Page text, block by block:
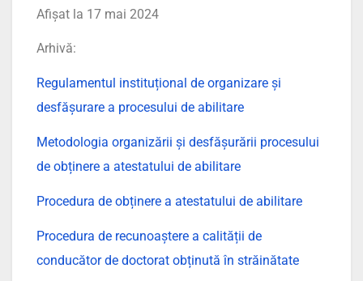
Afișat la 17 mai 2024
Arhivă:
Regulamentul instituțional de organizare și
desfășurare a procesului de abilitare
Metodologia organizării și desfășurării procesului
de obținere a atestatului de abilitare
Procedura de obținere a atestatului de abilitare
Procedura de recunoaștere a calității de
conducător de doctorat obținută în străinătate